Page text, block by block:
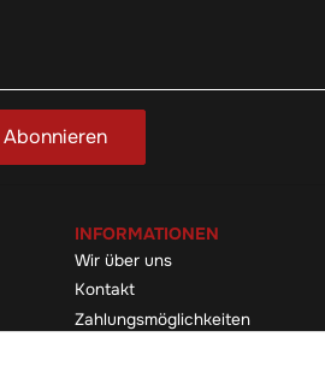
Abonnieren
INFORMATIONEN
Wir über uns
Kontakt
Zahlungsmöglichkeiten